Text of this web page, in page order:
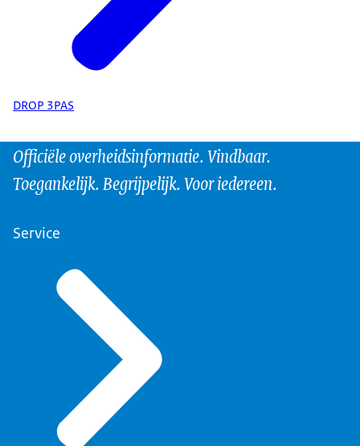
DROP 3PAS
Officiële overheidsinformatie. Vindbaar.
Toegankelijk. Begrijpelijk. Voor iedereen.
Service